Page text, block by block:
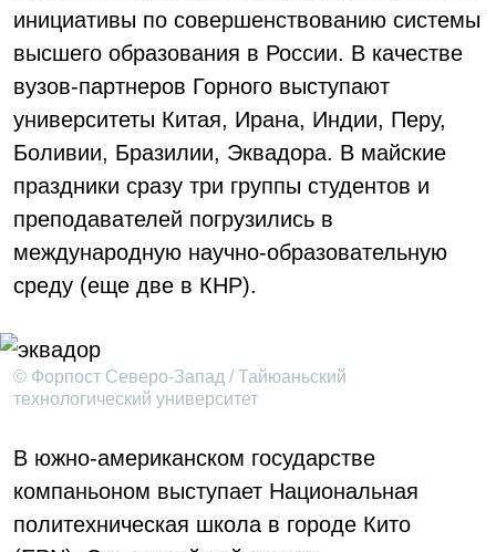
инициативы по совершенствованию системы
высшего образования в России. В качестве
вузов-партнеров Горного выступают
университеты Китая, Ирана, Индии, Перу,
Боливии, Бразилии, Эквадора. В майские
праздники сразу три группы студентов и
преподавателей погрузились в
международную научно-образовательную
среду (еще две в КНР).
© Форпост Северо-Запад / Тайюаньский
технологический университет
В южно-американском государстве
компаньоном выступает Национальная
политехническая школа в городе Кито